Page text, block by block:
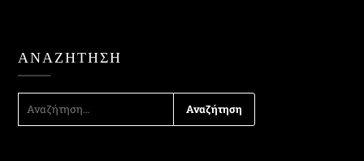
ΑΝΑΖΉΤΗΣΗ
ΑΝΑΖΉΤΗΣΗ
ΓΙΑ: